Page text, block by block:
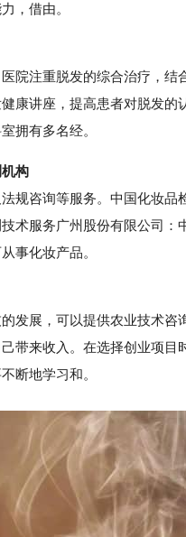
，借由。
注重脱发的综合治疗，结
康讲座，提高患者对脱发
拥有多名经。
构
咨询等服务。中国化妆品
术服务广州股份有限公司
事化妆产品。
展，可以提供农业技术咨
带来收入。在选择创业项
断地学习和。